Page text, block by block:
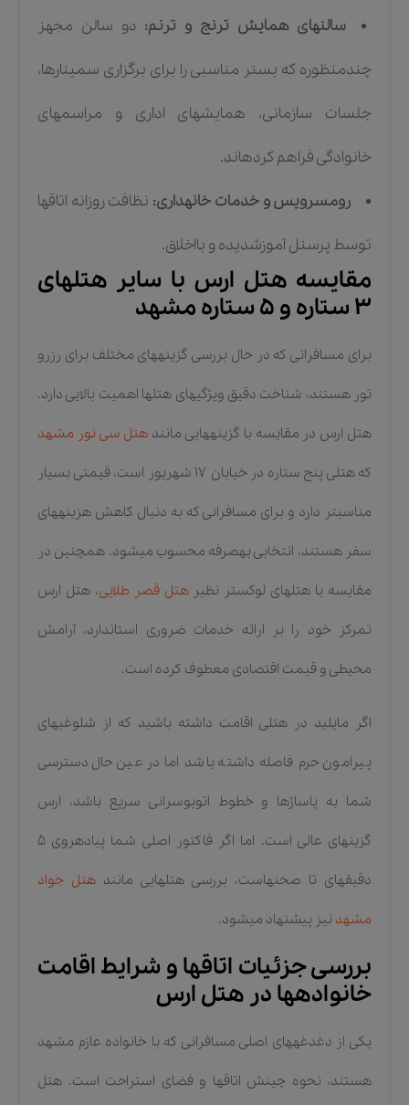
سالنهای همایش ترنج و ترنم: دو سالن مجهز
چندمنظوره که بستر مناسبی را برای برگزاری سمینارها،
جلسات سازمانی، همایشهای اداری و مراسمهای
خانوادگی فراهم کردهاند.
رومسرویس و خدمات خانهداری: نظافت روزانه اتاقها
توسط پرسنل آموزشدیده و بااخلاق.
مقایسه هتل ارس با سایر هتلهای
۳ ستاره و ۵ ستاره مشهد
برای مسافرانی که در حال بررسی گزینههای مختلف برای رزرو
تور هستند، شناخت دقیق ویژگیهای هتلها اهمیت بالایی دارد.
هتل ارس در مقایسه با گزینههایی مانند هتل سی نور مشهد
که هتلی پنج ستاره در خیابان ۱۷ شهریور است، قیمتی بسیار
مناسبتر دارد و برای مسافرانی که به دنبال کاهش هزینههای
سفر هستند، انتخابی بهصرفه محسوب میشود. همچنین در
مقایسه با هتلهای لوکستر نظیرهتل قصر طلایی، هتل ارس
تمرکز خود را بر ارائه خدمات ضروری استاندارد، آرامش
محیطی و قیمت اقتصادی معطوف کرده است.
اگر مایلید در هتلی اقامت داشته باشید که از شلوغیهای
پیرامون حرم فاصله داشته باشد اما در عین حال دسترسی
شما به پاساژها و خطوط اتوبوسرانی سریع باشد، ارس
گزینهای عالی است. اما اگر فاکتور اصلی شما پیادهروی ۵
دقیقهای تا صحنهاست، بررسی هتلهایی مانند هتل جواد
مشهد نیز پیشنهاد میشود.
بررسی جزئیات اتاقها و شرایط اقامت
خانوادهها در هتل ارس
یکی از دغدغههای اصلی مسافرانی که با خانواده عازم مشهد
هستند، نحوه چینش اتاقها و فضای استراحت است. هتل